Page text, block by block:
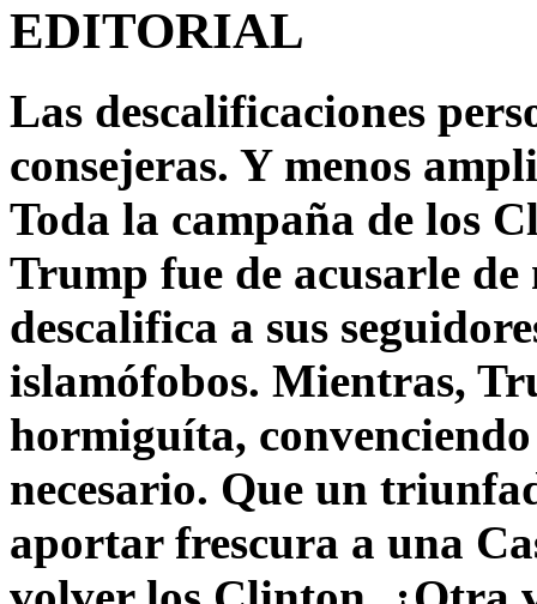
EDITORIAL
Las descalificaciones
consejeras. Y menos
Toda la campaña de los
Trump fue de acusarle
descalifica a sus
islamófobos. Mientras,
hormiguíta,
necesario. Que un
aportar frescura a una